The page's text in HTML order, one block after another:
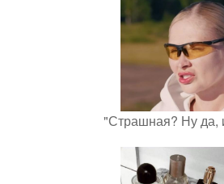
"Страшная? Ну да,